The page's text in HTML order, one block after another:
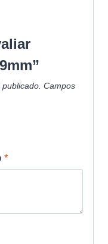
Campos
*